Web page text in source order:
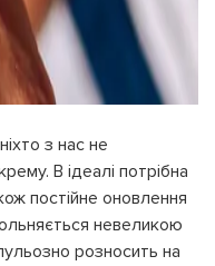
з нас не
В ідеалі потрібна
постійне оновлення
невеликою
розносить на